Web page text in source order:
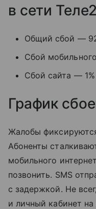
в сети Теле2
Общий сбой —
Сбой
Сбой сайта — 1%
График
Жалобы
Абоненты
мобильного
позвонить. SMS
с задержкой. Не
и личный кабинет на